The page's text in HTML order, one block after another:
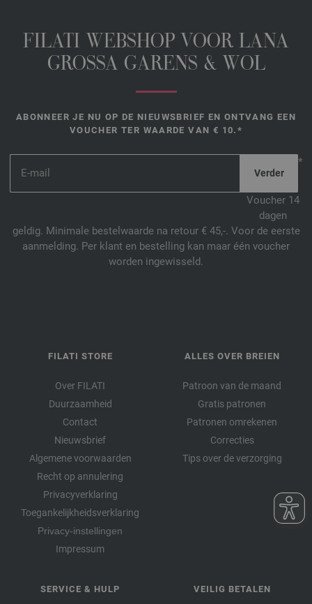
FILATI WEBSHOP VOOR LANA
GROSSA GARENS & WOL
ABONNEER JE NU OP DE NIEUWSBRIEF EN ONTVANG EEN
VOUCHER TER WAARDE VAN € 10.*
*
Voucher 14
dagen
geldig. Minimale bestelwaarde na retour € 45,-. Voor de eerste
aanmelding. Per klant en bestelling kan maar één voucher
worden ingewisseld.
FILATI STORE
Over FILATI
Duurzaamheid
Contact
Nieuwsbrief
Algemene voorwaarden
Recht op annulering
Privacyverklaring
Toegankelijkheidsverklaring
Privacy-instellingen
Impressum
ALLES OVER BREIEN
Patroon van de maand
Gratis patronen
Patronen omrekenen
Correcties
Tips over de verzorging
SERVICE & HULP VEILIG BETALEN